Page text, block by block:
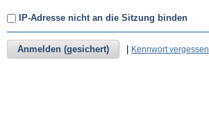
IP-Adresse nicht an die Sitzung binden
Anmelden (gesichert) Kennwort vergessen